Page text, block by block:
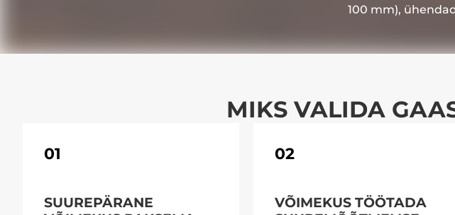
100 mm),
MIKS VALIDA
01
SUUREPÄRANE
02
VÕIMEKUS TÖÖTADA